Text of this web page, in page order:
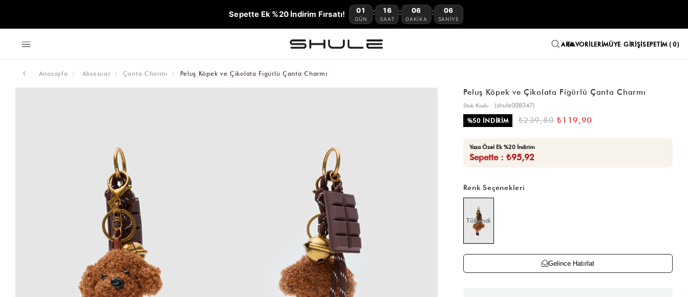
Sepette Ek %20 İndirim Fırsatı! 01
GÜN
: 16
SAAT
: 06
DAKIKA
: 06
SANIYE
FAVORILERIMÜYE GIRIŞISEPETIM 0
Anasayfa Aksesuar Çanta Charmı Peluş Köpek ve Çikolata Figürlü Çanta Charmı
Peluş Köpek ve Çikolata Figürlü Çanta Charmı
Stok Kodu
(shule008347)
%50İNDIRIM ₺239,80 ₺119,90
Yaza Özel Ek %20 İndirim
Sepette : ₺95,92
Renk Seçenekleri
Tükendi
Gelince Hatırlat